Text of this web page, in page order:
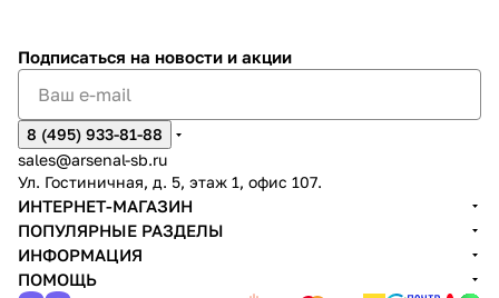
Подписаться на новости и акции
8 (495) 933-81-88
sales@arsenal-sb.ru
Ул. Гостиничная, д. 5, этаж 1, офис 107.
ИНТЕРНЕТ-МАГАЗИН
ПОПУЛЯРНЫЕ РАЗДЕЛЫ
ИНФОРМАЦИЯ
ПОМОЩЬ